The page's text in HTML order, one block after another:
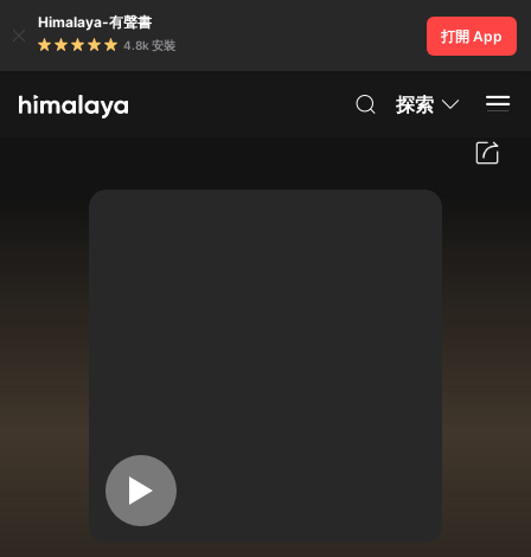
Himalaya-有聲書
4.8k 安裝
打開 App
探索